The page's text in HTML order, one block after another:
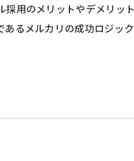
用のメリットやデメリッ
るメルカリの成功ロジック